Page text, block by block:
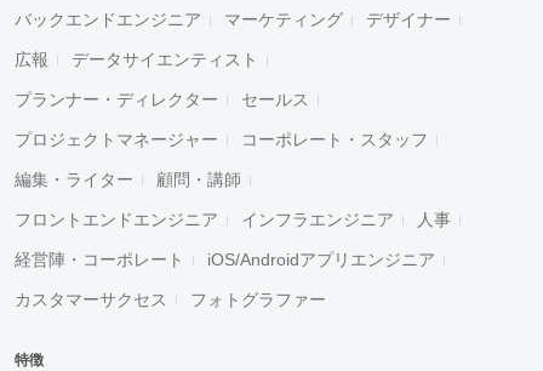
バックエンドエンジニア マーケティング デザイナー
広報 データサイエンティスト
プランナー・ディレクター セールス
プロジェクトマネージャー コーポレート・スタッフ
編集・ライター 顧問・講師
フロントエンドエンジニア インフラエンジニア 人事
経営陣・コーポレート iOS/Androidアプリエンジニア
カスタマーサクセス フォトグラファー
特徴